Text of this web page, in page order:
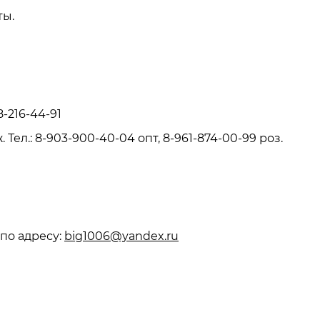
216-44-91
Тел.: 8-903-900-40-04 опт, 8-961-874-00-99 роз.
адресу: big1006@yandex.ru